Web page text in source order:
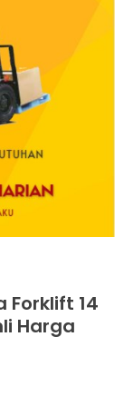
Forklift 14
Harga